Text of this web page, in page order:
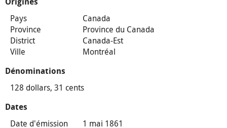
Pays
Canada
Province
Province du Canada
District
Canada-Est
Ville
Montréal
Dénominations
128 dollars, 31 cents
Dates
Date d'émission
1 mai 1861